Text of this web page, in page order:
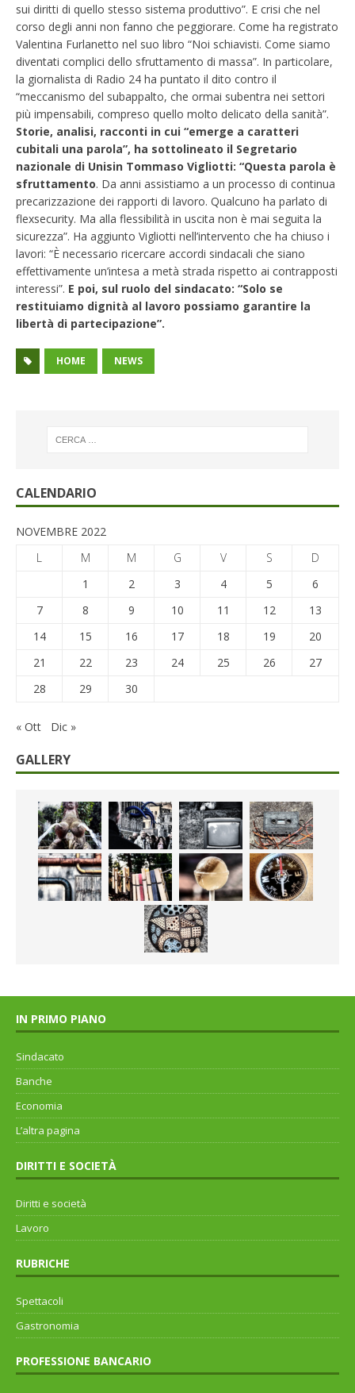
sui diritti di quello stesso sistema produttivo”. E crisi che nel
corso degli anni non fanno che peggiorare. Come ha registrato
Valentina Furlanetto nel suo libro “Noi schiavisti. Come siamo
diventati complici dello sfruttamento di massa”. In particolare,
la giornalista di Radio 24 ha puntato il dito contro il
“meccanismo del subappalto, che ormai subentra nei settori
più impensabili, compreso quello molto delicato della sanità”.
Storie, analisi, racconti in cui “emerge a caratteri
cubitali una parola”, ha sottolineato il Segretario
nazionale di Unisin Tommaso Vigliotti: “Questa parola è
sfruttamento. Da anni assistiamo a un processo di continua
precarizzazione dei rapporti di lavoro. Qualcuno ha parlato di
flexsecurity. Ma alla flessibilità in uscita non è mai seguita la
sicurezza”. Ha aggiunto Vigliotti nell’intervento che ha chiuso i
lavori: “È necessario ricercare accordi sindacali che siano
effettivamente un’intesa a metà strada rispetto ai contrapposti
interessi”. E poi, sul ruolo del sindacato: “Solo se
restituiamo dignità al lavoro possiamo garantire la
libertà di partecipazione”.
HOME NEWS
CALENDARIO
NOVEMBRE 2022
L
M M G V S
D
1
2 3 4 5
6
7
8 9 10 11 12
13
14
15 16 17 18 19
20
21
22 23 24 25 26
27
28
29 30
« Ott Dic »
GALLERY
IN PRIMO PIANO
Sindacato
Banche
Economia
L’altra pagina
DIRITTI E SOCIETÀ
Diritti e società
Lavoro
RUBRICHE
Spettacoli
Gastronomia
PROFESSIONE BANCARIO